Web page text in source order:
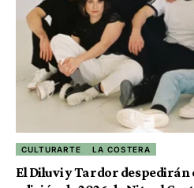
CULTURARTE LA COSTERA
El Diluvi y Tardor despedirán